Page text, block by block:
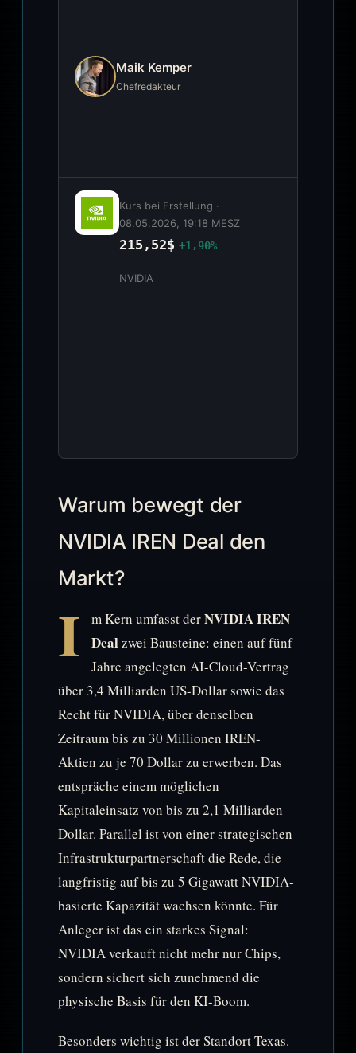
Maik Kemper
Chefredakteur
Kurs bei Erstellung ·
08.05.2026, 19:18 MESZ
215,52$ +1,90%
NVIDIA
Warum bewegt der
NVIDIA IREN Deal den
Markt?
I m Kern umfasst derNVIDIA IREN
Deal zwei Bausteine: einen auf fünf
Jahre angelegten AI-Cloud-Vertrag
über 3,4 Milliarden US-Dollar sowie das
Recht für NVIDIA, über denselben
Zeitraum bis zu 30 Millionen IREN-
Aktien zu je 70 Dollar zu erwerben. Das
entspräche einem möglichen
Kapitaleinsatz von bis zu 2,1 Milliarden
Dollar. Parallel ist von einer strategischen
Infrastrukturpartnerschaft die Rede, die
langfristig auf bis zu 5 Gigawatt NVIDIA-
basierte Kapazität wachsen könnte. Für
Anleger ist das ein starkes Signal:
NVIDIA verkauft nicht mehr nur Chips,
sondern sichert sich zunehmend die
physische Basis für den KI-Boom.
Besonders wichtig ist der Standort Texas.